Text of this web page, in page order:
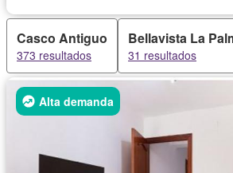
Casco Antiguo
373 resultados
Bellavista La
31 resultados
Alta demanda